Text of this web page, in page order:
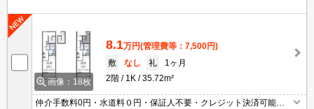
画像：18枚
8.1万円(管理費等：7,500円)
敷
なし 礼
1ヶ月
2階
1K 35.72m²
仲介手数料0円・水道料０円・保証人不要・クレジット決済可能・